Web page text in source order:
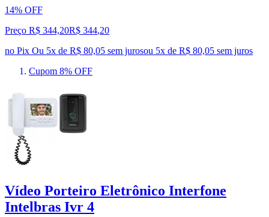
14% OFF
Preço R$ 344,20R$ 344,20
no Pix Ou 5x de R$ 80,05 sem jurosou 5x de R$ 80,05 sem juros
Cupom 8% OFF
Vídeo Porteiro Eletrônico Interfone
Intelbras Ivr 4